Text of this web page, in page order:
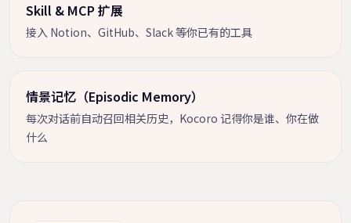
Skill & MCP 扩展
接入 Notion、GitHub、Slack 等你已有的工具
情景记忆（Episodic Memory）
每次对话前自动召回相关历史，Kocoro 记得你是谁、你在做
什么